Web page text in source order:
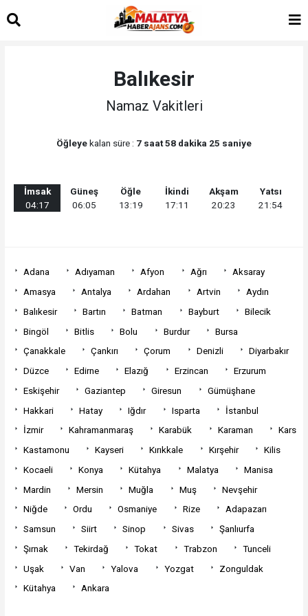
Balıkesir
Namaz Vakitleri
Öğleyekalan süre : 7 saat 58 dakika 25 saniye
İmsak
04:17
Güneş
06:05
Öğle
13:19
İkindi
17:11
Akşam
20:23
Yatsı
21:54
Adana Adıyaman Afyon Ağrı
Aksaray
Amasya
Antalya Ardahan Artvin
Aydın
Balıkesir
Bartın Batman Bayburt
Bilecik
Bingöl
Bitlis Bolu Burdur
Bursa
Çanakkale
Çankırı Çorum Denizli
Diyarbakır
Düzce
Edirne Elazığ Erzincan
Erzurum
Eskişehir
Gaziantep Giresun
Gümüşhane
Hakkari
Hatay Iğdır Isparta
İstanbul
İzmir
Kahramanmaraş Karabük Karaman
Kars
Kastamonu
Kayseri Kırıkkale Kırşehir
Kilis
Kocaeli
Konya Kütahya Malatya
Manisa
Mardin
Mersin Muğla Muş
Nevşehir
Niğde
Ordu Osmaniye Rize
Adapazarı
Samsun
Siirt Sinop Sivas
Şanlıurfa
Şırnak
Tekirdağ Tokat Trabzon
Tunceli
Uşak
Van Yalova Yozgat
Zonguldak
Kütahya
Ankara